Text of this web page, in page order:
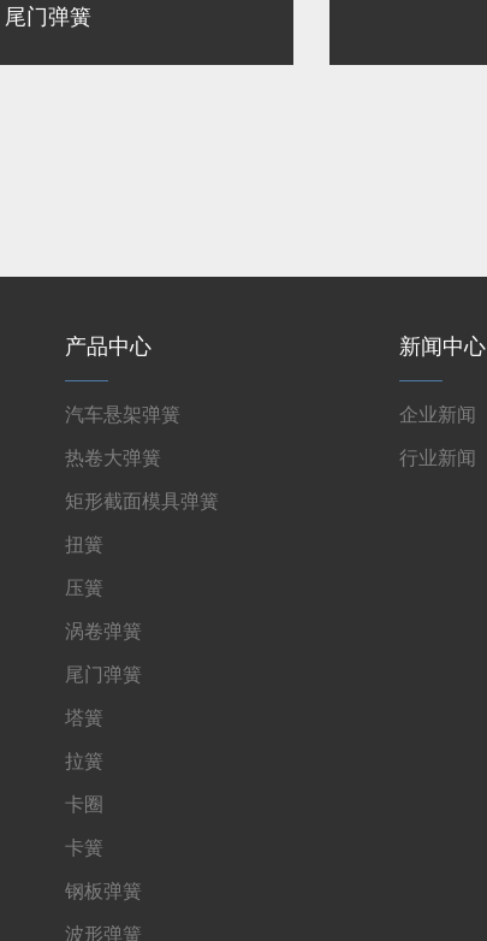
尾门弹簧
产品中心
汽车悬架弹簧
热卷大弹簧
矩形截面模具弹簧
扭簧
压簧
涡卷弹簧
尾门弹簧
塔簧
拉簧
卡圈
卡簧
钢板弹簧
波形弹簧
新闻中心
企业新闻
行业新闻